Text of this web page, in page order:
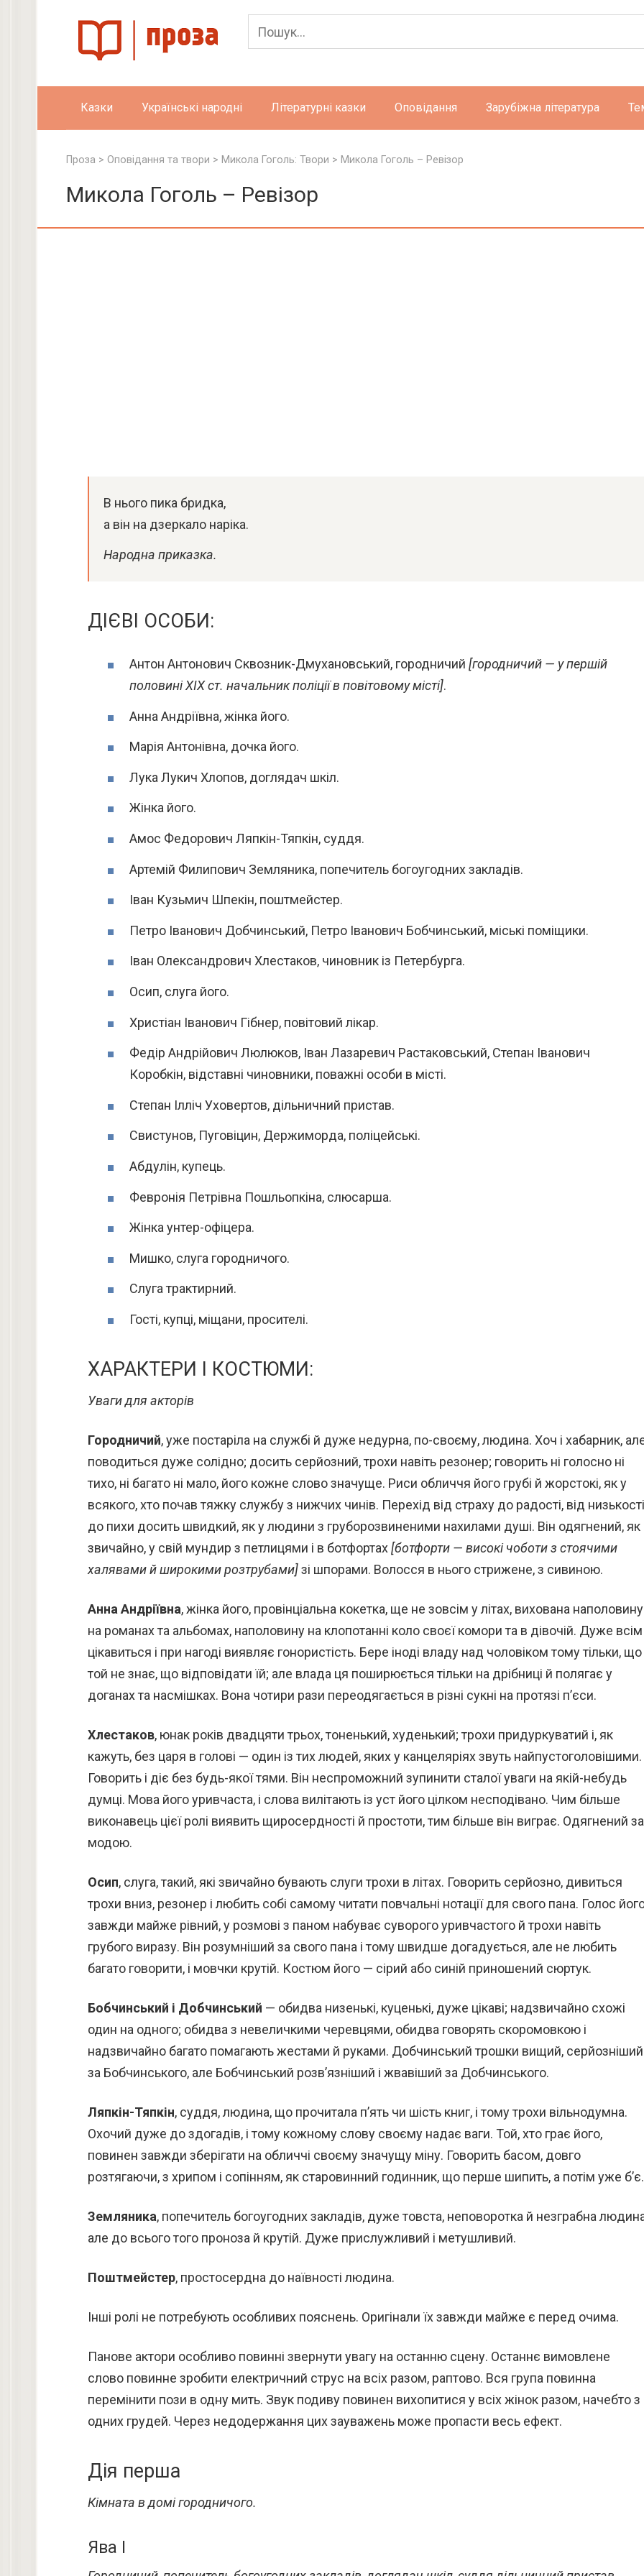
Казки Українські народні Літературні казки Оповідання Зарубіжна література
Проза > Оповідання та твори > Микола Гоголь: Твори > Микола Гоголь – Ревізор
Микола Гоголь – Ревізор
В нього пика бридка,
а він на дзеркало наріка.
Народна приказка.
ДІЄВІ ОСОБИ:
Антон Антонович Сквозник-Дмухановський, городничий [городничий — у першій
половині XIX ст. начальник поліції в повітовому місті].
Анна Андріївна, жінка його.
Марія Антонівна, дочка його.
Лука Лукич Хлопов, доглядач шкіл.
Жінка його.
Амос Федорович Ляпкін-Тяпкін, суддя.
Артемій Филипович Земляника, попечитель богоугодних закладів.
Іван Кузьмич Шпекін, поштмейстер.
Петро Іванович Добчинський, Петро Іванович Бобчинський, міські поміщики.
Іван Олександрович Хлестаков, чиновник із Петербурга.
Осип, слуга його.
Христіан Іванович Гібнер, повітовий лікар.
Федір Андрійович Люлюков, Іван Лазаревич Растаковський, Степан Іванович
Коробкін, відставні чиновники, поважні особи в місті.
Степан Ілліч Уховертов, дільничний пристав.
Свистунов, Пуговіцин, Держиморда, поліцейські.
Абдулін, купець.
Февронія Петрівна Пошльопкіна, слюсарша.
Жінка унтер-офіцера.
Мишко, слуга городничого.
Слуга трактирний.
Гості, купці, міщани, просителі.
ХАРАКТЕРИ І КОСТЮМИ:
Уваги для акторів
Городничий, уже постаріла на службі й дуже недурна, по-своєму, людина. Хоч і хабарник,
поводиться дуже солідно; досить серйозний, трохи навіть резонер; говорить ні голосно ні
тихо, ні багато ні мало, його кожне слово значуще. Риси обличчя його грубі й жорстокі, як у
всякого, хто почав тяжку службу з нижчих чинів. Перехід від страху до радості, від низькості
до пихи досить швидкий, як у людини з груборозвиненими нахилами душі. Він одягнений, як
звичайно, у свій мундир з петлицями і в ботфортах[ботфорти — високі чоботи з стоячими
халявами й широкими розтрубами]зі шпорами. Волосся в нього стрижене, з сивиною.
Анна Андріївна, жінка його, провінціальна кокетка, ще не зовсім у літах, вихована наполовину
на романах та альбомах, наполовину на клопотанні коло своєї комори та в дівочій. Дуже всім
цікавиться і при нагоді виявляє гонористість. Бере іноді владу над чоловіком тому тільки, що
той не знає, що відповідати їй; але влада ця поширюється тільки на дрібниці й полягає у
доганах та насмішках. Вона чотири рази переодягається в різні сукні на протязі п’єси.
Хлестаков, юнак років двадцяти трьох, тоненький, худенький; трохи придуркуватий і, як
кажуть, без царя в голові — один із тих людей, яких у канцеляріях звуть найпустоголовішими.
Говорить і діє без будь-якої тями. Він неспроможний зупинити сталої уваги на якій-небудь
думці. Мова його уривчаста, і слова вилітають із уст його цілком несподівано. Чим більше
виконавець цієї ролі виявить щиросердності й простоти, тим більше він виграє. Одягнений за
модою.
Осип, слуга, такий, які звичайно бувають слуги трохи в літах. Говорить серйозно, дивиться
трохи вниз, резонер і любить собі самому читати повчальні нотації для свого пана. Голос
завжди майже рівний, у розмові з паном набуває суворого уривчастого й трохи навіть
грубого виразу. Він розумніший за свого пана і тому швидше догадується, але не любить
багато говорити, і мовчки крутій. Костюм його — сірий або синій приношений сюртук.
Бобчинський і Добчинський — обидва низенькі, куценькі, дуже цікаві; надзвичайно схожі
один на одного; обидва з невеличкими черевцями, обидва говорять скоромовкою і
надзвичайно багато помагають жестами й руками. Добчинський трошки вищий, серйозніший
за Бобчинського, але Бобчинський розв’язніший і жвавіший за Добчинського.
Ляпкін-Тяпкін, суддя, людина, що прочитала п’ять чи шість книг, і тому трохи вільнодумна.
Охочий дуже до здогадів, і тому кожному слову своєму надає ваги. Той, хто грає його,
повинен завжди зберігати на обличчі своєму значущу міну. Говорить басом, довго
розтягаючи, з хрипом і сопінням, як старовинний годинник, що перше шипить, а потім уже б’є.
Земляника, попечитель богоугодних закладів, дуже товста, неповоротка й незграбна
але до всього того проноза й крутій. Дуже прислужливий і метушливий.
Поштмейстер, простосердна до наївності людина.
Інші ролі не потребують особливих пояснень. Оригінали їх завжди майже є перед очима.
Панове актори особливо повинні звернути увагу на останню сцену. Останнє вимовлене
слово повинне зробити електричний струс на всіх разом, раптово. Вся група повинна
перемінити пози в одну мить. Звук подиву повинен вихопитися у всіх жінок разом, начебто з
одних грудей. Через недодержання цих зауважень може пропасти весь ефект.
Дія перша
Кімната в домі городничого.
Ява І